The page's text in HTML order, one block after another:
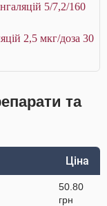
5/7,2/160
2,5 мкг/доза 30
та
Ціна
50.80
грн